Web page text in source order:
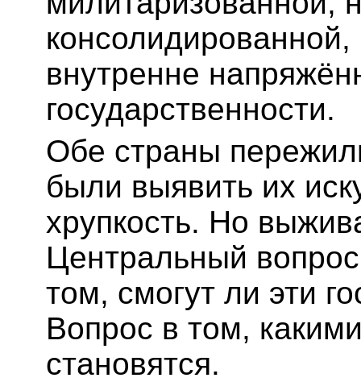
внутренне
государственности.
Обе страны
были выявить их
хрупкость. Но
Центральный
том, смогут ли эти
Вопрос в том,
становятся.